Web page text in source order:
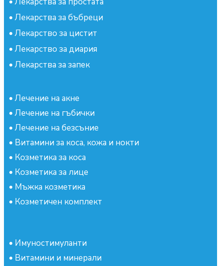
• Лекарства за бъбреци
• Лекарство за цистит
• Лекарство за диария
• Лекарства за запек
• Лечение на акне
• Лечение на гъбички
• Лечение на безсъние
• Витамини за коса, кожа и нокти
• Козметика за коса
• Козметика за лице
• Мъжка козметика
• Козметичен комплект
• Имуностимуланти
• Витамини и минерали